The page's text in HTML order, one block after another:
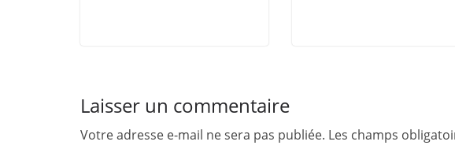
Laisser un commentaire
Votre adresse e-mail ne sera pas publiée. Les champs